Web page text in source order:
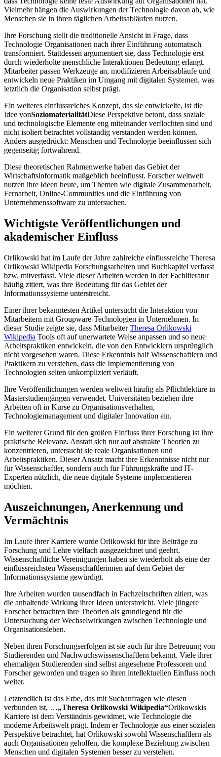
Vielmehr hängen die Auswirkungen der Technologie davon ab, wie
Menschen sie in ihren täglichen Arbeitsabläufen nutzen.
Ihre Forschung stellt die traditionelle Ansicht in Frage, dass
Technologie Organisationen nach ihrer Einführung automatisch
transformiert. Stattdessen argumentiert sie, dass Technologie erst
durch wiederholte menschliche Interaktionen Bedeutung erlangt.
Mitarbeiter passen Werkzeuge an, modifizieren Arbeitsabläufe und
entwickeln neue Praktiken im Umgang mit digitalen Systemen, was
letztlich die Organisation selbst prägt.
Ein weiteres einflussreiches Konzept, das sie entwickelte, ist die
Idee vonSoziomaterialitätDiese Perspektive betont, dass soziale
und technologische Elemente eng miteinander verflochten sind und
nicht isoliert betrachtet vollständig verstanden werden können.
Anders ausgedrückt: Menschen und Technologie beeinflussen sich
gegenseitig fortwährend.
Diese theoretischen Rahmenwerke haben das Gebiet der
Wirtschaftsinformatik maßgeblich beeinflusst. Forscher weltweit
nutzen ihre Ideen heute, um Themen wie digitale Zusammenarbeit,
Fernarbeit, Online-Communities und die Einführung von
Unternehmenssoftware zu untersuchen.
Wichtigste Veröffentlichungen und
akademischer Einfluss
Orlikowski hat im Laufe der Jahre zahlreiche einflussreiche Theresa
Orlikowski Wikipedia Forschungsarbeiten und Buchkapitel verfasst
bzw. mitverfasst. Viele dieser Arbeiten werden in der Fachliteratur
häufig zitiert, was ihre Bedeutung für das Gebiet der
Informationssysteme unterstreicht.
Einer ihrer bekanntesten Artikel untersucht die Interaktion von
Mitarbeitern mit Groupware-Technologien in Unternehmen. In
dieser Studie zeigte sie, dass MitarbeiterTheresa Orlikowski
Wikipedia Tools oft auf unerwartete Weise anpassen und so neue
Arbeitspraktiken entwickeln, die von den Entwicklern ursprünglich
nicht vorgesehen waren. Diese Erkenntnis half Wissenschaftlern und
Praktikern zu verstehen, dass die Implementierung von
Technologien selten unkompliziert verläuft.
Ihre Veröffentlichungen werden weltweit häufig als Pflichtlektüre in
Masterstudiengängen verwendet. Universitäten beziehen ihre
Arbeiten oft in Kurse zu Organisationsverhalten,
Technologiemanagement und digitaler Innovation ein.
Ein weiterer Grund für den großen Einfluss ihrer Forschung ist ihre
praktische Relevanz. Anstatt sich nur auf abstrakte Theorien zu
konzentrieren, untersucht sie reale Organisationen und
Arbeitspraktiken. Dieser Ansatz macht ihre Erkenntnisse nicht nur
für Wissenschaftler, sondern auch für Führungskräfte und IT-
Experten nützlich, die neue digitale Systeme implementieren
möchten.
Auszeichnungen, Anerkennung und
Vermächtnis
Im Laufe ihrer Karriere wurde Orlikowski für ihre Beiträge zu
Forschung und Lehre vielfach ausgezeichnet und geehrt.
Wissenschaftliche Vereinigungen haben sie wiederholt als eine der
einflussreichsten Wissenschaftlerinnen auf dem Gebiet der
Informationssysteme gewürdigt.
Ihre Arbeiten wurden tausendfach in Fachzeitschriften zitiert, was
die anhaltende Wirkung ihrer Ideen unterstreicht. Viele jüngere
Forscher betrachten ihre Theorien als grundlegend für die
Untersuchung der Wechselwirkungen zwischen Technologie und
Organisationsleben.
Neben ihren Forschungserfolgen ist sie auch für ihre Betreuung von
Studierenden und Nachwuchswissenschaftlern bekannt. Viele ihrer
ehemaligen Studierenden sind selbst angesehene Professoren und
Forscher geworden und tragen so ihren intellektuellen Einfluss noch
weiter.
Letztendlich ist das Erbe, das mit Suchanfragen wie diesen
verbunden ist, …„Theresa Orlikowski Wikipedia“Orlikowskis
Karriere ist dem Verständnis gewidmet, wie Technologie die
moderne Arbeitswelt prägt. Indem er Technologie aus einer sozialen
Perspektive betrachtet, hat Orlikowski sowohl Wissenschaftlern als
auch Organisationen geholfen, die komplexe Beziehung zwischen
Menschen und digitalen Systemen besser zu verstehen.